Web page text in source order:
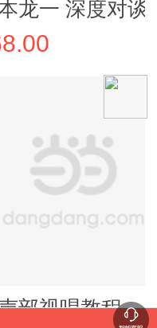
龙一 深度对谈
斗 吉本隆明 当
原创者如何找到
部视唱教程